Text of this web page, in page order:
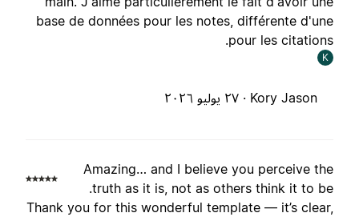
base de données pour les notes, différente
pour les
Kory Jason · ٢٧ يوليو ٢٠٢٦
Amazing… and I believe you perceive
truth as it is, not as others think it to
Thank you for this wonderful template — it’s